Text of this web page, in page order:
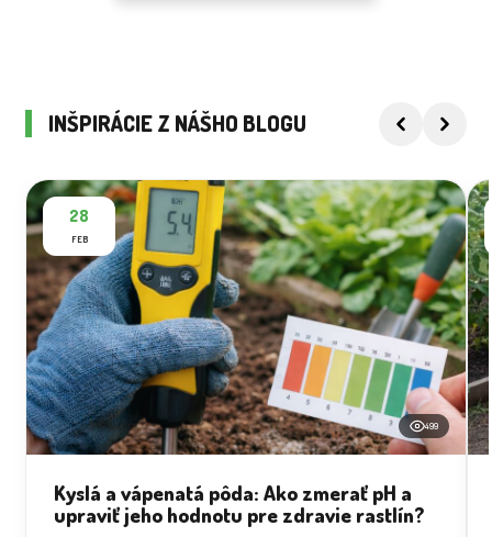
INŠPIRÁCIE Z NÁŠHO BLOGU
28
FEB
499
Kyslá a vápenatá pôda: Ako zmerať pH a
upraviť jeho hodnotu pre zdravie rastlín?